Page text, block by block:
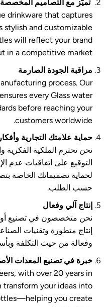
تميّز مع التصاميم المخصصة
drinkware that captures
stylish and customizable
will reflect your brand
in a competitive market.
مراقبة الجودة الصارمة
process. Our
every Glass water
before reaching your
customers worldwide.
حماية علامتك التجارية
نحن نحترم الملكية الفكرية
التوقيع على اتفاقيات عدم
لحماية تصميماتك الخاصة
حسب الطلب.
إنتاج آلي وفعال
نحن متخصصون في تصنيع
وفعالة من حيث التكلفة
خبرة في تصنيع المعدات
with over 20 years in
your ideas into
you create